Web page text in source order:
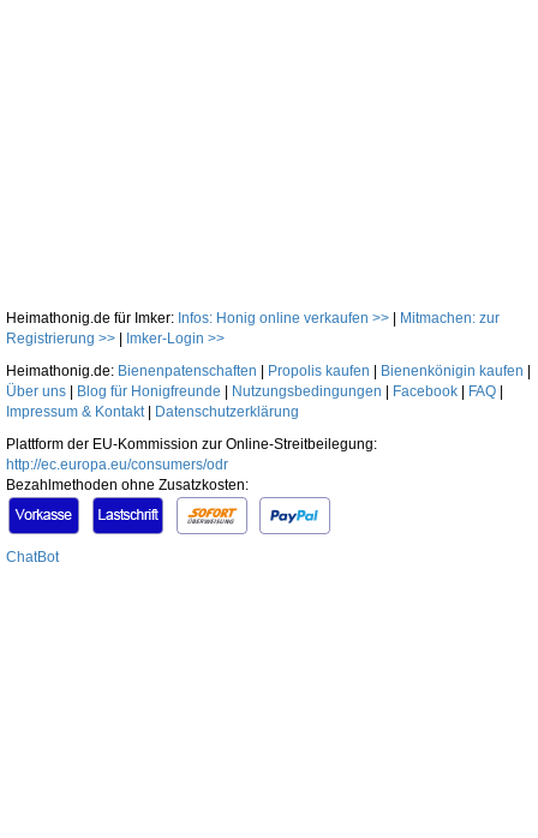
Heimathonig.de für Imker: Infos: Honig online verkaufen >>
Mitmachen: zur
Registrierung >>
Imker-Login >>
Heimathonig.de: Bienenpatenschaften Propolis kaufen Bienenkönigin kaufen
Über uns
Blog für Honigfreunde Nutzungsbedingungen Facebook FAQ
Impressum & Kontakt|
Datenschutzerklärung
Plattform der EU-Kommission zur Online-Streitbeilegung:
http://ec.europa.eu/consumers/odr
Bezahlmethoden ohne Zusatzkosten:
ChatBot